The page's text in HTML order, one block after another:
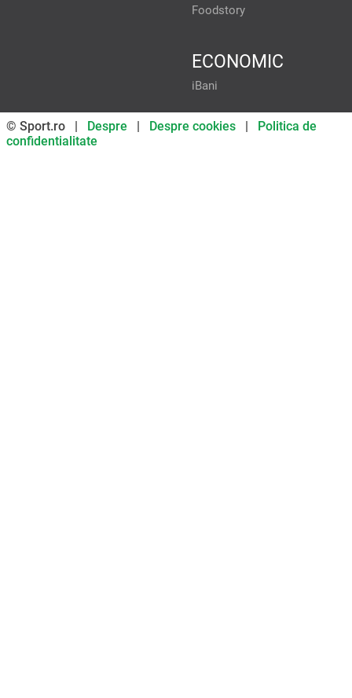
Foodstory
ECONOMIC
iBani
© Sport.ro | Despre | Despre cookies | Politica de
confidentialitate